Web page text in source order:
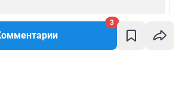
3